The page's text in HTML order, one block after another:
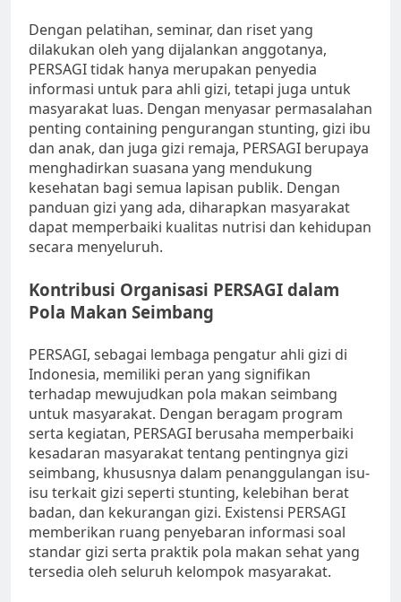
Dengan pelatihan, seminar, dan riset yang
dilakukan oleh yang dijalankan anggotanya,
PERSAGI tidak hanya merupakan penyedia
informasi untuk para ahli gizi, tetapi juga untuk
masyarakat luas. Dengan menyasar permasalahan
penting containing pengurangan stunting, gizi ibu
dan anak, dan juga gizi remaja, PERSAGI berupaya
menghadirkan suasana yang mendukung
kesehatan bagi semua lapisan publik. Dengan
panduan gizi yang ada, diharapkan masyarakat
dapat memperbaiki kualitas nutrisi dan kehidupan
secara menyeluruh.
Kontribusi Organisasi PERSAGI dalam
Pola Makan Seimbang
PERSAGI, sebagai lembaga pengatur ahli gizi di
Indonesia, memiliki peran yang signifikan
terhadap mewujudkan pola makan seimbang
untuk masyarakat. Dengan beragam program
serta kegiatan, PERSAGI berusaha memperbaiki
kesadaran masyarakat tentang pentingnya gizi
seimbang, khususnya dalam penanggulangan isu-
isu terkait gizi seperti stunting, kelebihan berat
badan, dan kekurangan gizi. Existensi PERSAGI
memberikan ruang penyebaran informasi soal
standar gizi serta praktik pola makan sehat yang
tersedia oleh seluruh kelompok masyarakat.